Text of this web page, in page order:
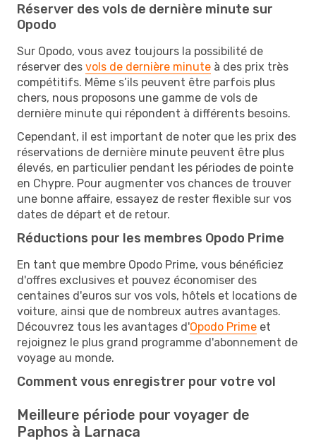
Réserver des vols de dernière minute sur
Opodo
Sur Opodo, vous avez toujours la possibilité de
réserver des vols de dernière minute à des prix très
compétitifs. Même s’ils peuvent être parfois plus
chers, nous proposons une gamme de vols de
dernière minute qui répondent à différents besoins.
Cependant, il est important de noter que les prix des
réservations de dernière minute peuvent être plus
élevés, en particulier pendant les périodes de pointe
en Chypre. Pour augmenter vos chances de trouver
une bonne affaire, essayez de rester flexible sur vos
dates de départ et de retour.
Réductions pour les membres Opodo Prime
En tant que membre Opodo Prime, vous bénéficiez
d'offres exclusives et pouvez économiser des
centaines d'euros sur vos vols, hôtels et locations de
voiture, ainsi que de nombreux autres avantages.
Découvrez tous les avantages d'Opodo Prime et
rejoignez le plus grand programme d'abonnement de
voyage au monde.
Comment vous enregistrer pour votre vol
Meilleure période pour voyager de
Paphos à Larnaca